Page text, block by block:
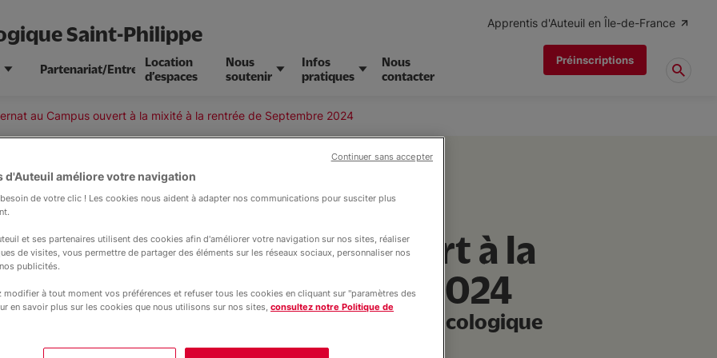
Saint-Philippe
Partenariat/Entreprises
Location
d’espaces
Nous
soutenir
Infos
pratiques
Nous
contacter
Apprentis d'Auteuil en Île-de-France
Préinscriptions
au Campus ouvert à la mixité à la rentrée de Septembre 2024
Actualité
au Campus ouvert à la
rentrée de Septembre 2024
2024, l’internat du
Campus Educatif et Ecologique
Philippesera complètement rénové.
d'Auteuil améliore votre navigation
de votre clic ! Les cookies nous aident à adapter nos communications pour susciter plus
et ses partenaires utilisent des cookies afin d'améliorer votre navigation sur nos sites, réaliser
de visites, vous permettre de partager des éléments sur les réseaux sociaux, personnaliser nos
publicités.
modifier à tout moment vos préférences et refuser tous les cookies en cliquant sur "paramètres des
en savoir plus sur les cookies que nous utilisons sur nos sites, consultez notre Politique de
Continuer sans accepter